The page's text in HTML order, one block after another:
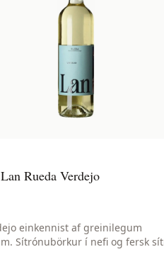
Rueda Verdejo
einkennist af greinilegum
Sítrónubörkur í nefi og fersk
Jafn hressandi og glas af